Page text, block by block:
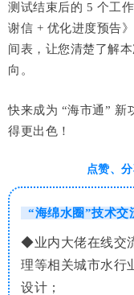
测试结束后的 5 个工
谢信 + 优化进度预告
间表，让您清楚了解
向。
快来成为 “海市通” 新
得更出色！
点赞、
“海绵水圈”技术交
◆业内大佬在线交
理等相关城市水行
设计；